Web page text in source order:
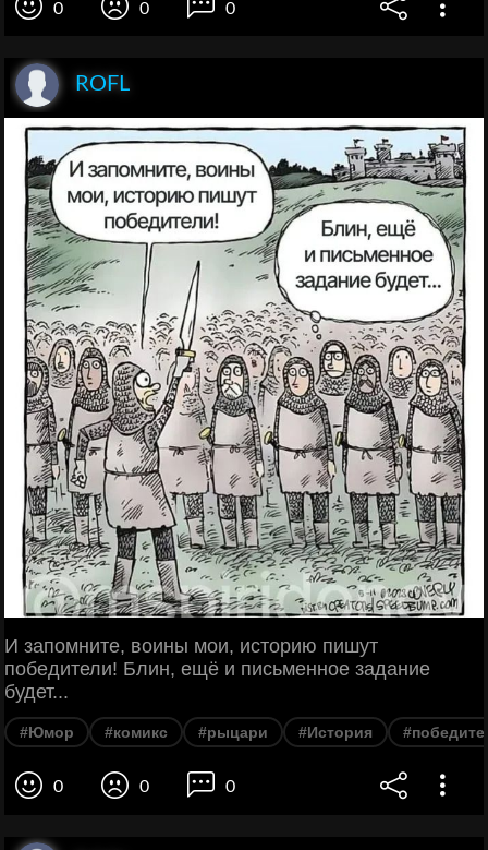
0 0 0
ROFL
И запомните, воины мои, историю пишут
победители! Блин, ещё и письменное задание
будет...
#Юмор #комикс #рыцари #История
0 0 0